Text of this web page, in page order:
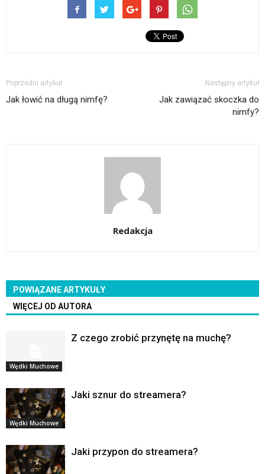
Poprzedni artykuł
Jak łowić na długą nimfę?
Następny artykuł
Jak zawiązać skoczka do
nimfy?
Redakcja
POWIĄZANE ARTYKUŁY
WIĘCEJ OD AUTORA
Wędki Muchowe
Z czego zrobić przynętę na muchę?
Wędki Muchowe
Jaki sznur do streamera?
Jaki przypon do streamera?